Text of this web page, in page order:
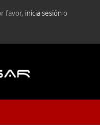
favor, inicia sesióno